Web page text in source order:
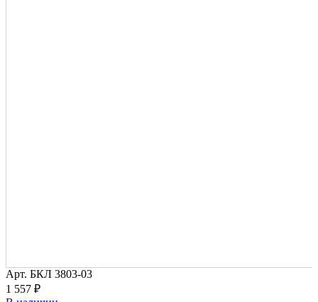
Арт. БКЛ 3803-03
1 557 ₽